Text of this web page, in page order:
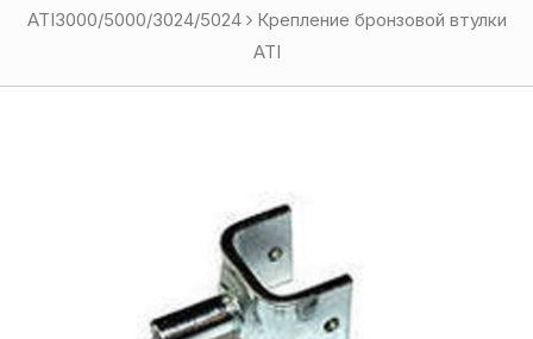
ATI3000/5000/3024/5024
Крепление бронзовой втулки
ATI